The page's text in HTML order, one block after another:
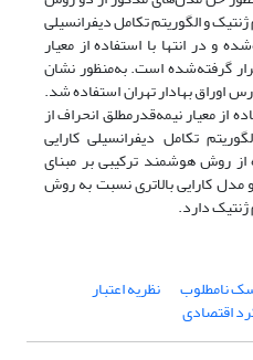
و الگوریتم تکامل دیفرانسیلی
و در انتها با استفاده از معیار
گرفته‌شده است. به‌منظور نشان
اوراق بهادار تهران استفاده شد.
از معیار نیمه‌قدرمطلق انحراف از
تکامل دیفرانسیلی کارایی
روش هوشمند ترکیبی بر مبنای
مدل کارایی بالاتری نسبت به روش
ژنتیک دارد.
نامطلوب نظریه اعتبار
اقتصادی